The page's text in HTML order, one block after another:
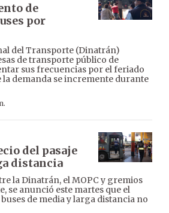
de
por
del Transporte (Dinatrán)
de transporte público de
sus frecuencias por el feriado
la demanda se incremente durante
del pasaje
distancia
la Dinatrán, el MOPC y gremios
se anunció este martes que el
de media y larga distancia no